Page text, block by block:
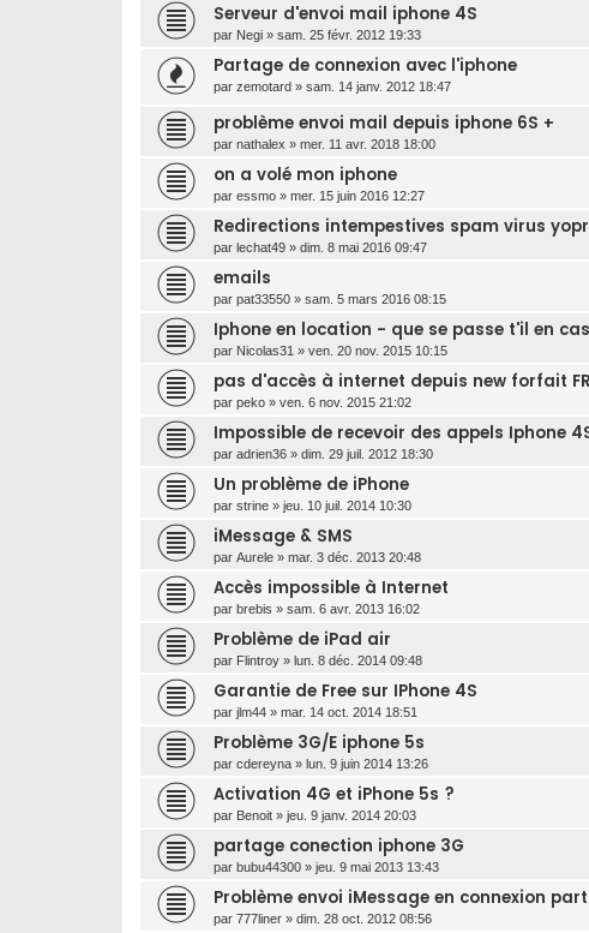
Serveur d'envoi mail iphone 4S
par Negi » sam. 25 févr. 2012 19:33
Partage de connexion avec l'iphone
par zemotard » sam. 14 janv. 2012 18:47
problème envoi mail depuis iphone 6S +
par nathalex » mer. 11 avr. 2018 18:00
on a volé mon iphone
par essmo » mer. 15 juin 2016 12:27
Redirections intempestives spam virus
par lechat49 » dim. 8 mai 2016 09:47
emails
par pat33550 » sam. 5 mars 2016 08:15
Iphone en location - que se passe t'il en
par Nicolas31 » ven. 20 nov. 2015 10:15
pas d'accès à internet depuis new forfait
par peko » ven. 6 nov. 2015 21:02
Impossible de recevoir des appels Iphone
par adrien36 » dim. 29 juil. 2012 18:30
Un problème de iPhone
par strine » jeu. 10 juil. 2014 10:30
iMessage & SMS
par Aurele » mar. 3 déc. 2013 20:48
Accès impossible à Internet
par brebis » sam. 6 avr. 2013 16:02
Problème de iPad air
par Flintroy » lun. 8 déc. 2014 09:48
Garantie de Free sur IPhone 4S
par jlm44 » mar. 14 oct. 2014 18:51
Problème 3G/E iphone 5s
par cdereyna » lun. 9 juin 2014 13:26
Activation 4G et iPhone 5s ?
par Benoit » jeu. 9 janv. 2014 20:03
partage conection iphone 3G
par bubu44300 » jeu. 9 mai 2013 13:43
Problème envoi iMessage en connexion
par 777liner » dim. 28 oct. 2012 08:56